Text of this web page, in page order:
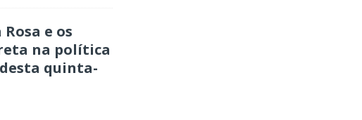
e os
na política
quinta-